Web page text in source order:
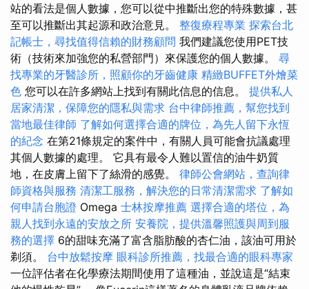
站的看法是個人數據，您可以從中推斷出您的特殊數據，甚
至可以推斷出其起源和政治意見。 整復療程專業 探索台北
記帳士，尋找值得信賴的財務顧問 我們建議您使用PET技
術（技術來加強您的私營部門）來保護您的個人數據。 尋
找專業的牙醫診所，照顧你的牙齒健康 精緻BUFFET外燴菜
色 您可以在許多網站上找到有關此信息的信息。 提供私人
居家清潔，保障您的隱私與需求 台中律師推薦，幫您找到
當地最佳律師 了解如何選擇合適的牌位，為先人留下永恆
的紀念 在第21條規定的案件中，有關人員可能會抗議處理
其個人數據的處理。 它具有最令人難以置信的油牛奶質
地，在皮膚上留下了絲滑的感覺。 律師公會網站，查詢律
師資格與服務 清潔工服務，解決您的日常清潔需求 了解如
何申請台胞證 Omega 士林按摩推薦 選擇合適的塔位，為
親人找到永遠的安放之所 安養院，提供溫馨照護與周到服
務的選擇 6的甜味充滿了富含脂肪酸的杏仁油，該油可用於
剃須。 台中放鬆按摩 眼科診所推薦，找最合適的眼科專家
一位評估者在化學療法期間使用了這種油，並說這是“結束